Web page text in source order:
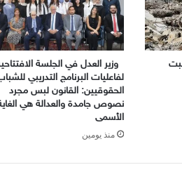
وزير العدل في الجلسة
لفاعليات البرنامج التدريبي
الحقوقيين: القانون لبس مجرد
نصوص جامدة والعدالة هي
الأسمى
منذ يومين